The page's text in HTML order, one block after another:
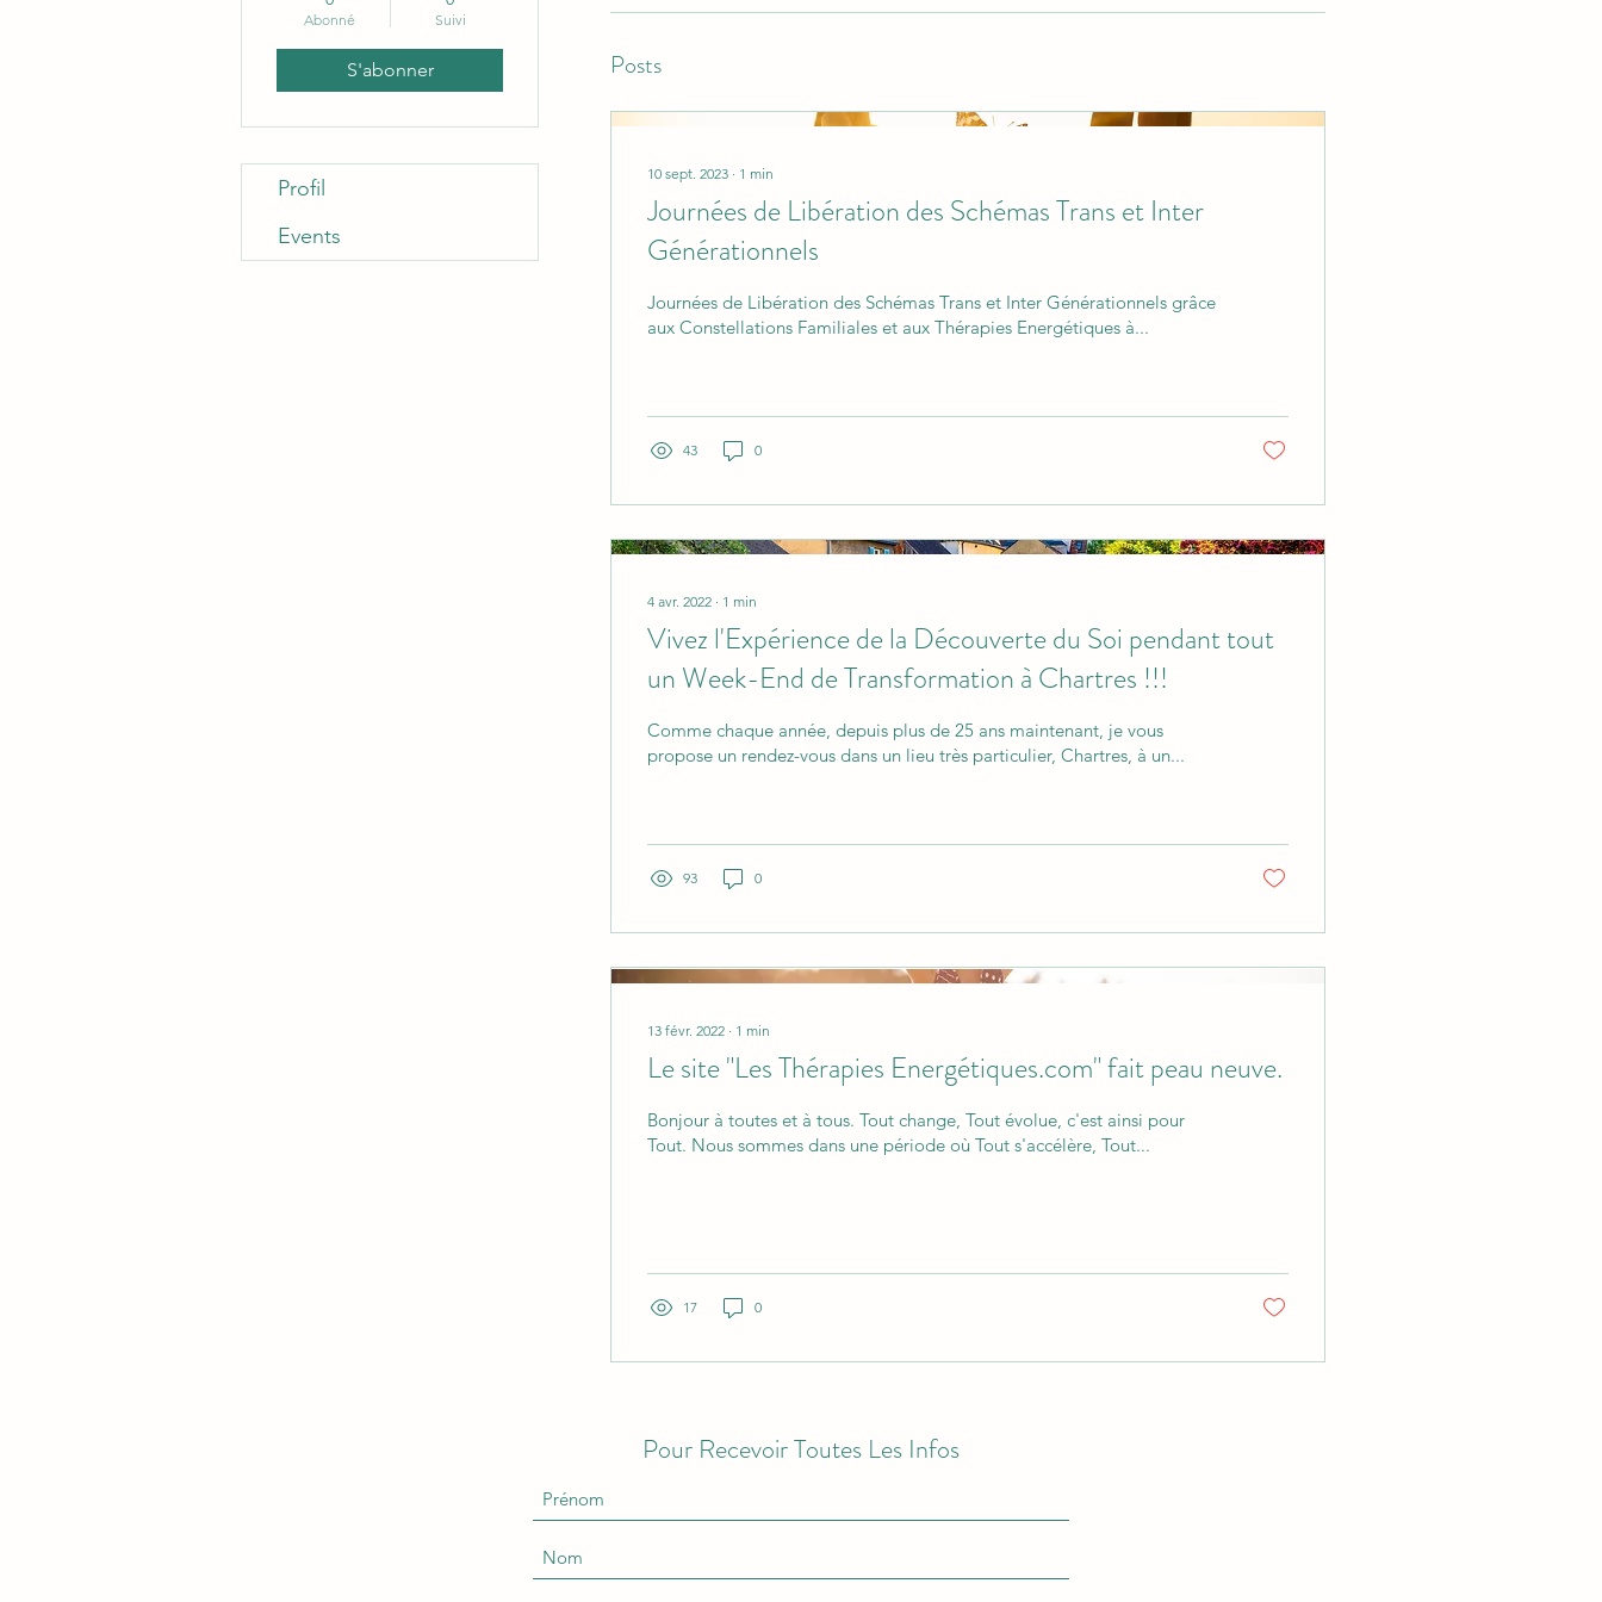
Posts
10 sept. 2023 ∙ 1 min
Journées de Libération des Schémas Trans et Inter
Générationnels
Journées de Libération des Schémas Trans et Inter Générationnels grâce
aux Constellations Familiales et aux Thérapies Energétiques à...
43 0
4 avr. 2022 ∙ 1 min
Vivez l'Expérience de la Découverte du Soi pendant tout
un Week-End de Transformation à Chartres !!!
Comme chaque année, depuis plus de 25 ans maintenant, je vous
propose un rendez-vous dans un lieu très particulier, Chartres, à un...
93 0
13 févr. 2022 ∙ 1 min
Le site "Les Thérapies Energétiques.com" fait peau neuve.
Bonjour à toutes et à tous. Tout change, Tout évolue, c'est ainsi pour
Tout. Nous sommes dans une période où Tout s'accélère, Tout...
17 0
Abonné Suivi
S'abonner
Profil
Events
Pour Recevoir Toutes Les Infos